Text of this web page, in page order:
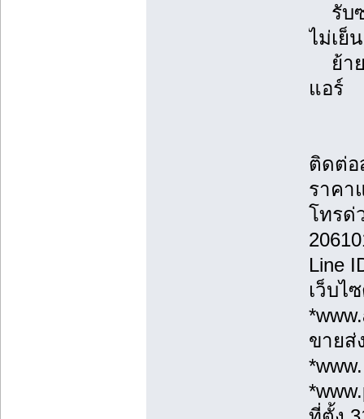
รับซ่
ไม่เย็
ย้าย
แอร์
ติดต่อ
ราคา
โทรด่
Line
เว็บไ
ขายส่